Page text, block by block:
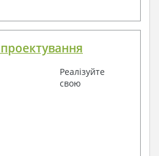
Реалізуйте
свою